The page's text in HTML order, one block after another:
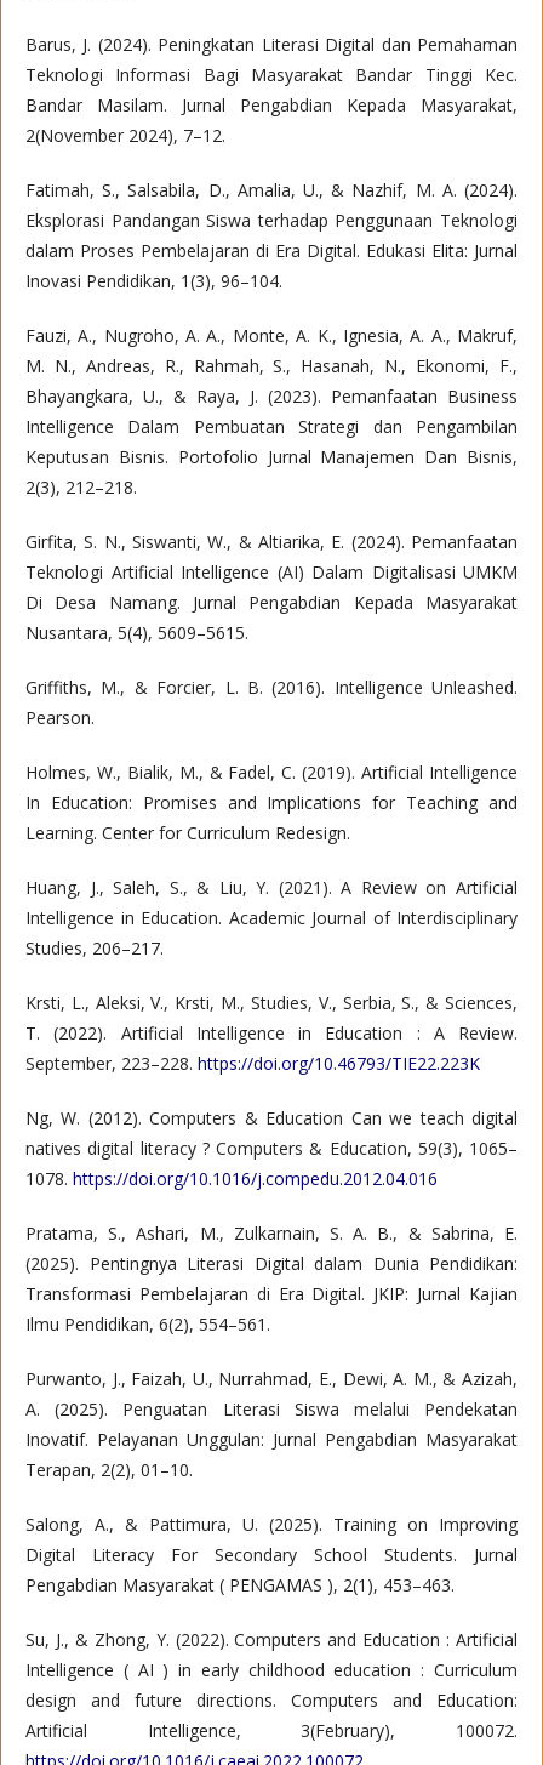
Barus, J. (2024). Peningkatan Literasi Digital dan Pemahaman
Teknologi Informasi Bagi Masyarakat Bandar Tinggi Kec.
Bandar Masilam. Jurnal Pengabdian Kepada Masyarakat,
2(November 2024), 7–12.
Fatimah, S., Salsabila, D., Amalia, U., & Nazhif, M. A. (2024).
Eksplorasi Pandangan Siswa terhadap Penggunaan Teknologi
dalam Proses Pembelajaran di Era Digital. Edukasi Elita: Jurnal
Inovasi Pendidikan, 1(3), 96–104.
Fauzi, A., Nugroho, A. A., Monte, A. K., Ignesia, A. A., Makruf,
M. N., Andreas, R., Rahmah, S., Hasanah, N., Ekonomi, F.,
Bhayangkara, U., & Raya, J. (2023). Pemanfaatan Business
Intelligence Dalam Pembuatan Strategi dan Pengambilan
Keputusan Bisnis. Portofolio Jurnal Manajemen Dan Bisnis,
2(3), 212–218.
Girfita, S. N., Siswanti, W., & Altiarika, E. (2024). Pemanfaatan
Teknologi Artificial Intelligence (AI) Dalam Digitalisasi UMKM
Di Desa Namang. Jurnal Pengabdian Kepada Masyarakat
Nusantara, 5(4), 5609–5615.
Griffiths, M., & Forcier, L. B. (2016). Intelligence Unleashed.
Pearson.
Holmes, W., Bialik, M., & Fadel, C. (2019). Artificial Intelligence
In Education: Promises and Implications for Teaching and
Learning. Center for Curriculum Redesign.
Huang, J., Saleh, S., & Liu, Y. (2021). A Review on Artificial
Intelligence in Education. Academic Journal of Interdisciplinary
Studies, 206–217.
Krsti, L., Aleksi, V., Krsti, M., Studies, V., Serbia, S., & Sciences,
T. (2022). Artificial Intelligence in Education : A Review.
September, 223–228. https://doi.org/10.46793/TIE22.223K
Ng, W. (2012). Computers & Education Can we teach digital
natives digital literacy ? Computers & Education, 59(3), 1065–
1078. https://doi.org/10.1016/j.compedu.2012.04.016
Pratama, S., Ashari, M., Zulkarnain, S. A. B., & Sabrina, E.
(2025). Pentingnya Literasi Digital dalam Dunia Pendidikan:
Transformasi Pembelajaran di Era Digital. JKIP: Jurnal Kajian
Ilmu Pendidikan, 6(2), 554–561.
Purwanto, J., Faizah, U., Nurrahmad, E., Dewi, A. M., & Azizah,
A. (2025). Penguatan Literasi Siswa melalui Pendekatan
Inovatif. Pelayanan Unggulan: Jurnal Pengabdian Masyarakat
Terapan, 2(2), 01–10.
Salong, A., & Pattimura, U. (2025). Training on Improving
Digital Literacy For Secondary School Students. Jurnal
Pengabdian Masyarakat ( PENGAMAS ), 2(1), 453–463.
Su, J., & Zhong, Y. (2022). Computers and Education : Artificial
Intelligence ( AI ) in early childhood education : Curriculum
design and future directions. Computers and Education:
Artificial Intelligence, 3(February), 100072.